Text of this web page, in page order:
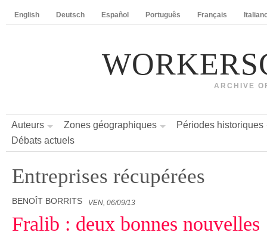
English Deutsch Español Português Français
ARCHIVE
Auteurs Zones géographiques
Périodes historiques
Débats actuels
Entreprises récupérées
BENOÎT BORRITS VEN, 06/09/13
Fralib : deux bonnes nouvelles